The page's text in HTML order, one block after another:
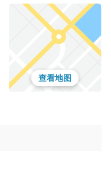
查看地图